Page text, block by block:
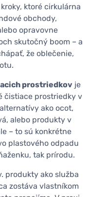
ktoré cirkulárna
obchody,
opravovne
skutočný boom – a
že oblečenie,
prostriedkov je
čistiace prostriedky v
ako ocot,
alebo produkty v
– to sú konkrétne
plastového odpadu
tak prírodu.
produkty ako služba
zostáva vlastníkom